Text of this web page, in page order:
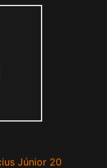
Júnior 20